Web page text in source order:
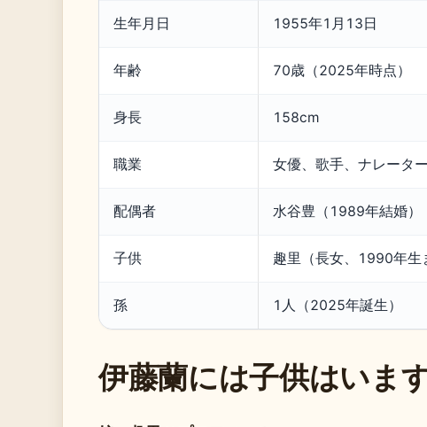
生年月日 1955年1月13日
年齢 70歳（2025年時点）
身長 158cm
職業 女優、歌手、ナレーター
配偶者 水谷豊（1989年結婚）
子供 趣里（長女、1990年生
孫 1人（2025年誕生）
伊藤蘭には子供はいま